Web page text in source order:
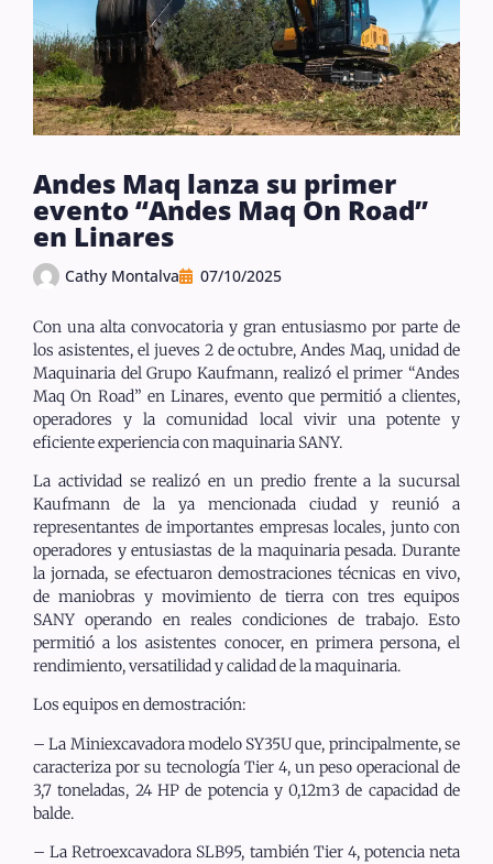
Andes Maq lanza su primer
evento “Andes Maq On Road”
en Linares
Cathy Montalva 07/10/2025
Con una alta convocatoria y gran entusiasmo por parte de
los asistentes, el jueves 2 de octubre, Andes Maq, unidad de
Maquinaria del Grupo Kaufmann, realizó el primer “Andes
Maq On Road” en Linares, evento que permitió a clientes,
operadores y la comunidad local vivir una potente y
eficiente experiencia con maquinaria SANY.
La actividad se realizó en un predio frente a la sucursal
Kaufmann de la ya mencionada ciudad y reunió a
representantes de importantes empresas locales, junto con
operadores y entusiastas de la maquinaria pesada. Durante
la jornada, se efectuaron demostraciones técnicas en vivo,
de maniobras y movimiento de tierra con tres equipos
SANY operando en reales condiciones de trabajo. Esto
permitió a los asistentes conocer, en primera persona, el
rendimiento, versatilidad y calidad de la maquinaria.
Los equipos en demostración:
– La Miniexcavadora modelo SY35U que, principalmente, se
caracteriza por su tecnología Tier 4, un peso operacional de
3,7 toneladas, 24 HP de potencia y 0,12m3 de capacidad de
balde.
– La Retroexcavadora SLB95, también Tier 4, potencia neta